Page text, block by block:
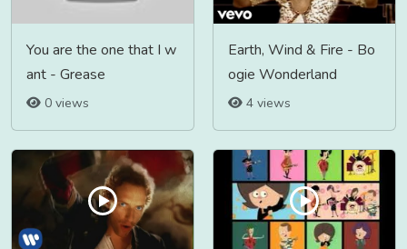
You are the one that I w
ant - Grease
0 views
Earth, Wind & Fire - Bo
ogie Wonderland
4 views